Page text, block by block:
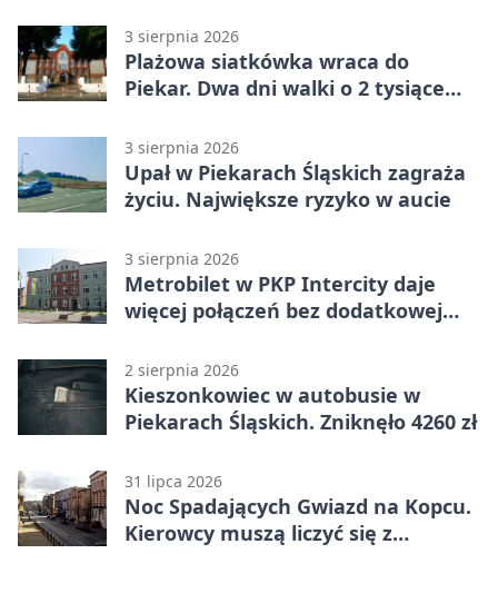
3 sierpnia 2026
Plażowa siatkówka wraca do
Piekar. Dwa dni walki o 2 tysiące
3 sierpnia 2026
Upał w Piekarach Śląskich zagraża
życiu. Największe ryzyko w aucie
3 sierpnia 2026
Metrobilet w PKP Intercity daje
więcej połączeń bez dodatkowej
2 sierpnia 2026
Kieszonkowiec w autobusie w
Piekarach Śląskich. Zniknęło 4260 zł
31 lipca 2026
Noc Spadających Gwiazd na Kopcu.
Kierowcy muszą liczyć się z